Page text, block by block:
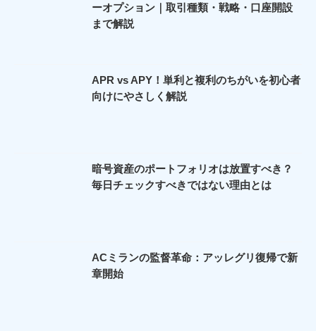
ーオプション｜取引種類・戦略・口座開設
まで解説
APR vs APY！単利と複利のちがいを初心者
向けにやさしく解説
暗号資産のポートフォリオは放置すべき？
毎日チェックすべきではない理由とは
ACミランの監督革命：アッレグリ復帰で新
章開始